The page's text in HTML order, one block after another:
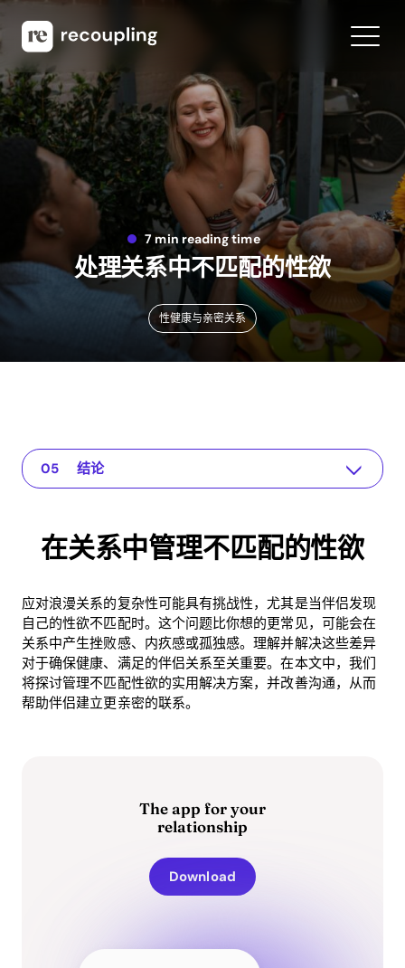
7 min reading time
处理关系中不匹配的性欲
性健康与亲密关系
在关系中管理不匹配的性欲
The app for your relationship
理解问题
应对不匹配欲望的实用解决方案
结论
在关系中管理不匹配的性欲
应对浪漫关系的复杂性可能具有挑战性，尤其是当伴侣发现
自己的性欲不匹配时。这个问题比你想的更常见，可能会在
关系中产生挫败感、内疚感或孤独感。理解并解决这些差异
对于确保健康、满足的伴侣关系至关重要。在本文中，我们
将探讨管理不匹配性欲的实用解决方案，并改善沟通，从而
帮助伴侣建立更亲密的联系。
The app for your
relationship
Download